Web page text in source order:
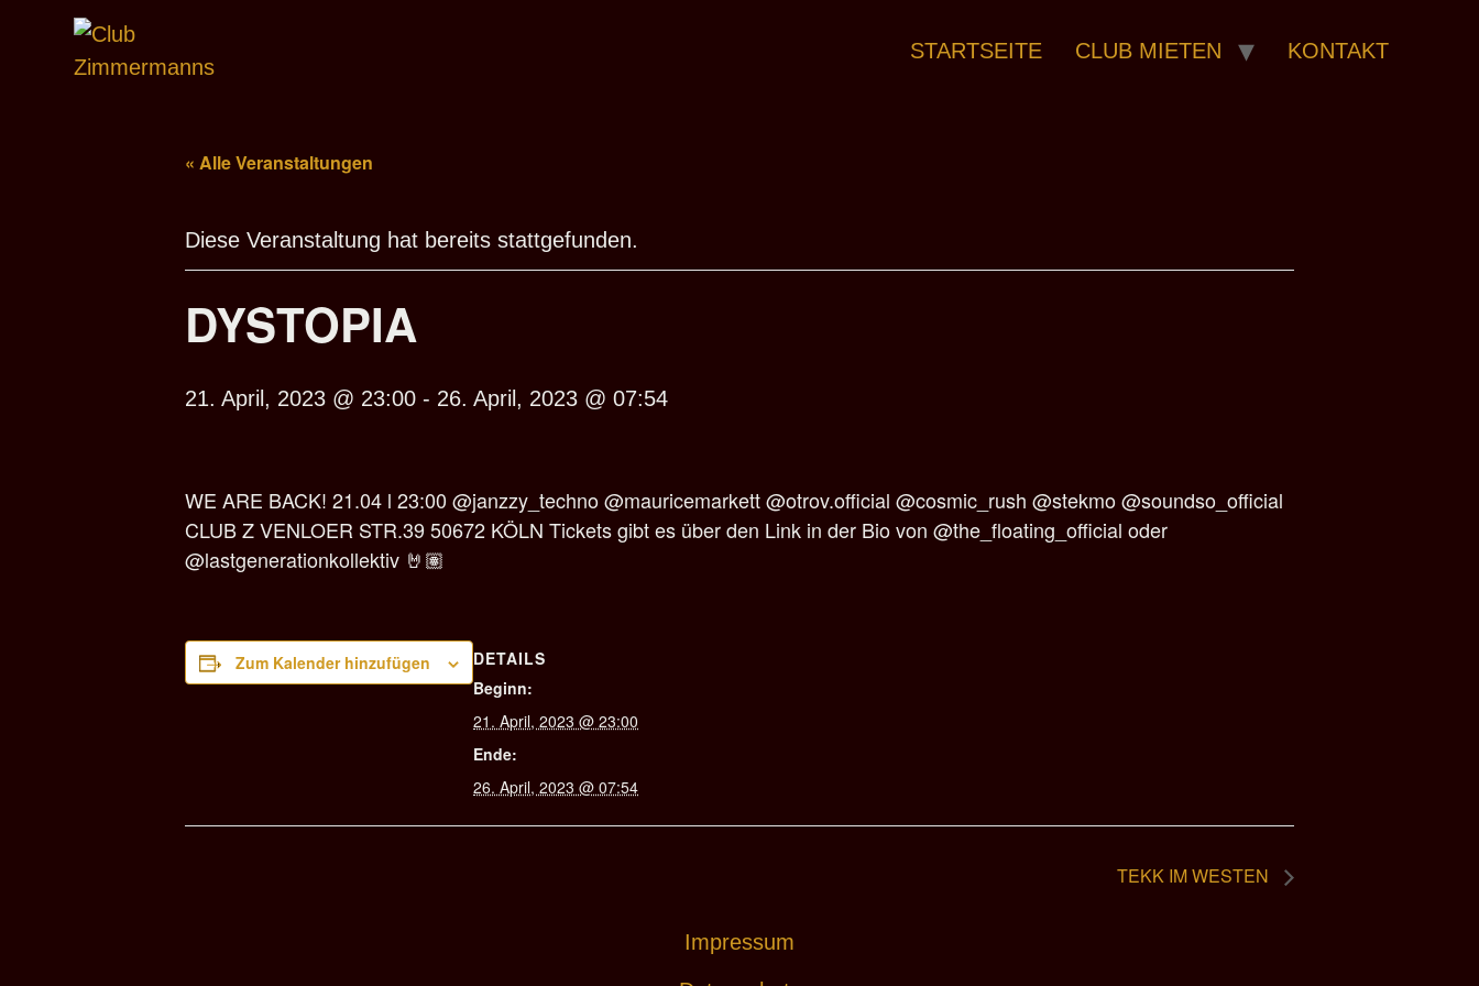
STARTSEITE CLUB MIETEN KONTAKT
« Alle Veranstaltungen
Diese Veranstaltung hat bereits stattgefunden.
DYSTOPIA
21. April, 2023 @ 23:00 - 26. April, 2023 @ 07:54
WE ARE BACK! 21.04 l 23:00 @janzzy_techno @mauricemarkett @otrov.official @cosmic_rush @stekmo @soundso_official
CLUB Z VENLOER STR.39 50672 KÖLN Tickets gibt es über den Link in der Bio von @the_floating_official oder
@lastgenerationkollektiv 🤘🏽
Zum Kalender hinzufügen
DETAILS
Beginn:
21. April, 2023 @ 23:00
Ende:
26. April, 2023 @ 07:54
TEKK IM WESTEN
Impressum